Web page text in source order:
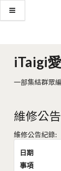
iTaigi
一部集結群眾
維修公告
維修公告紀錄:
日期
事項